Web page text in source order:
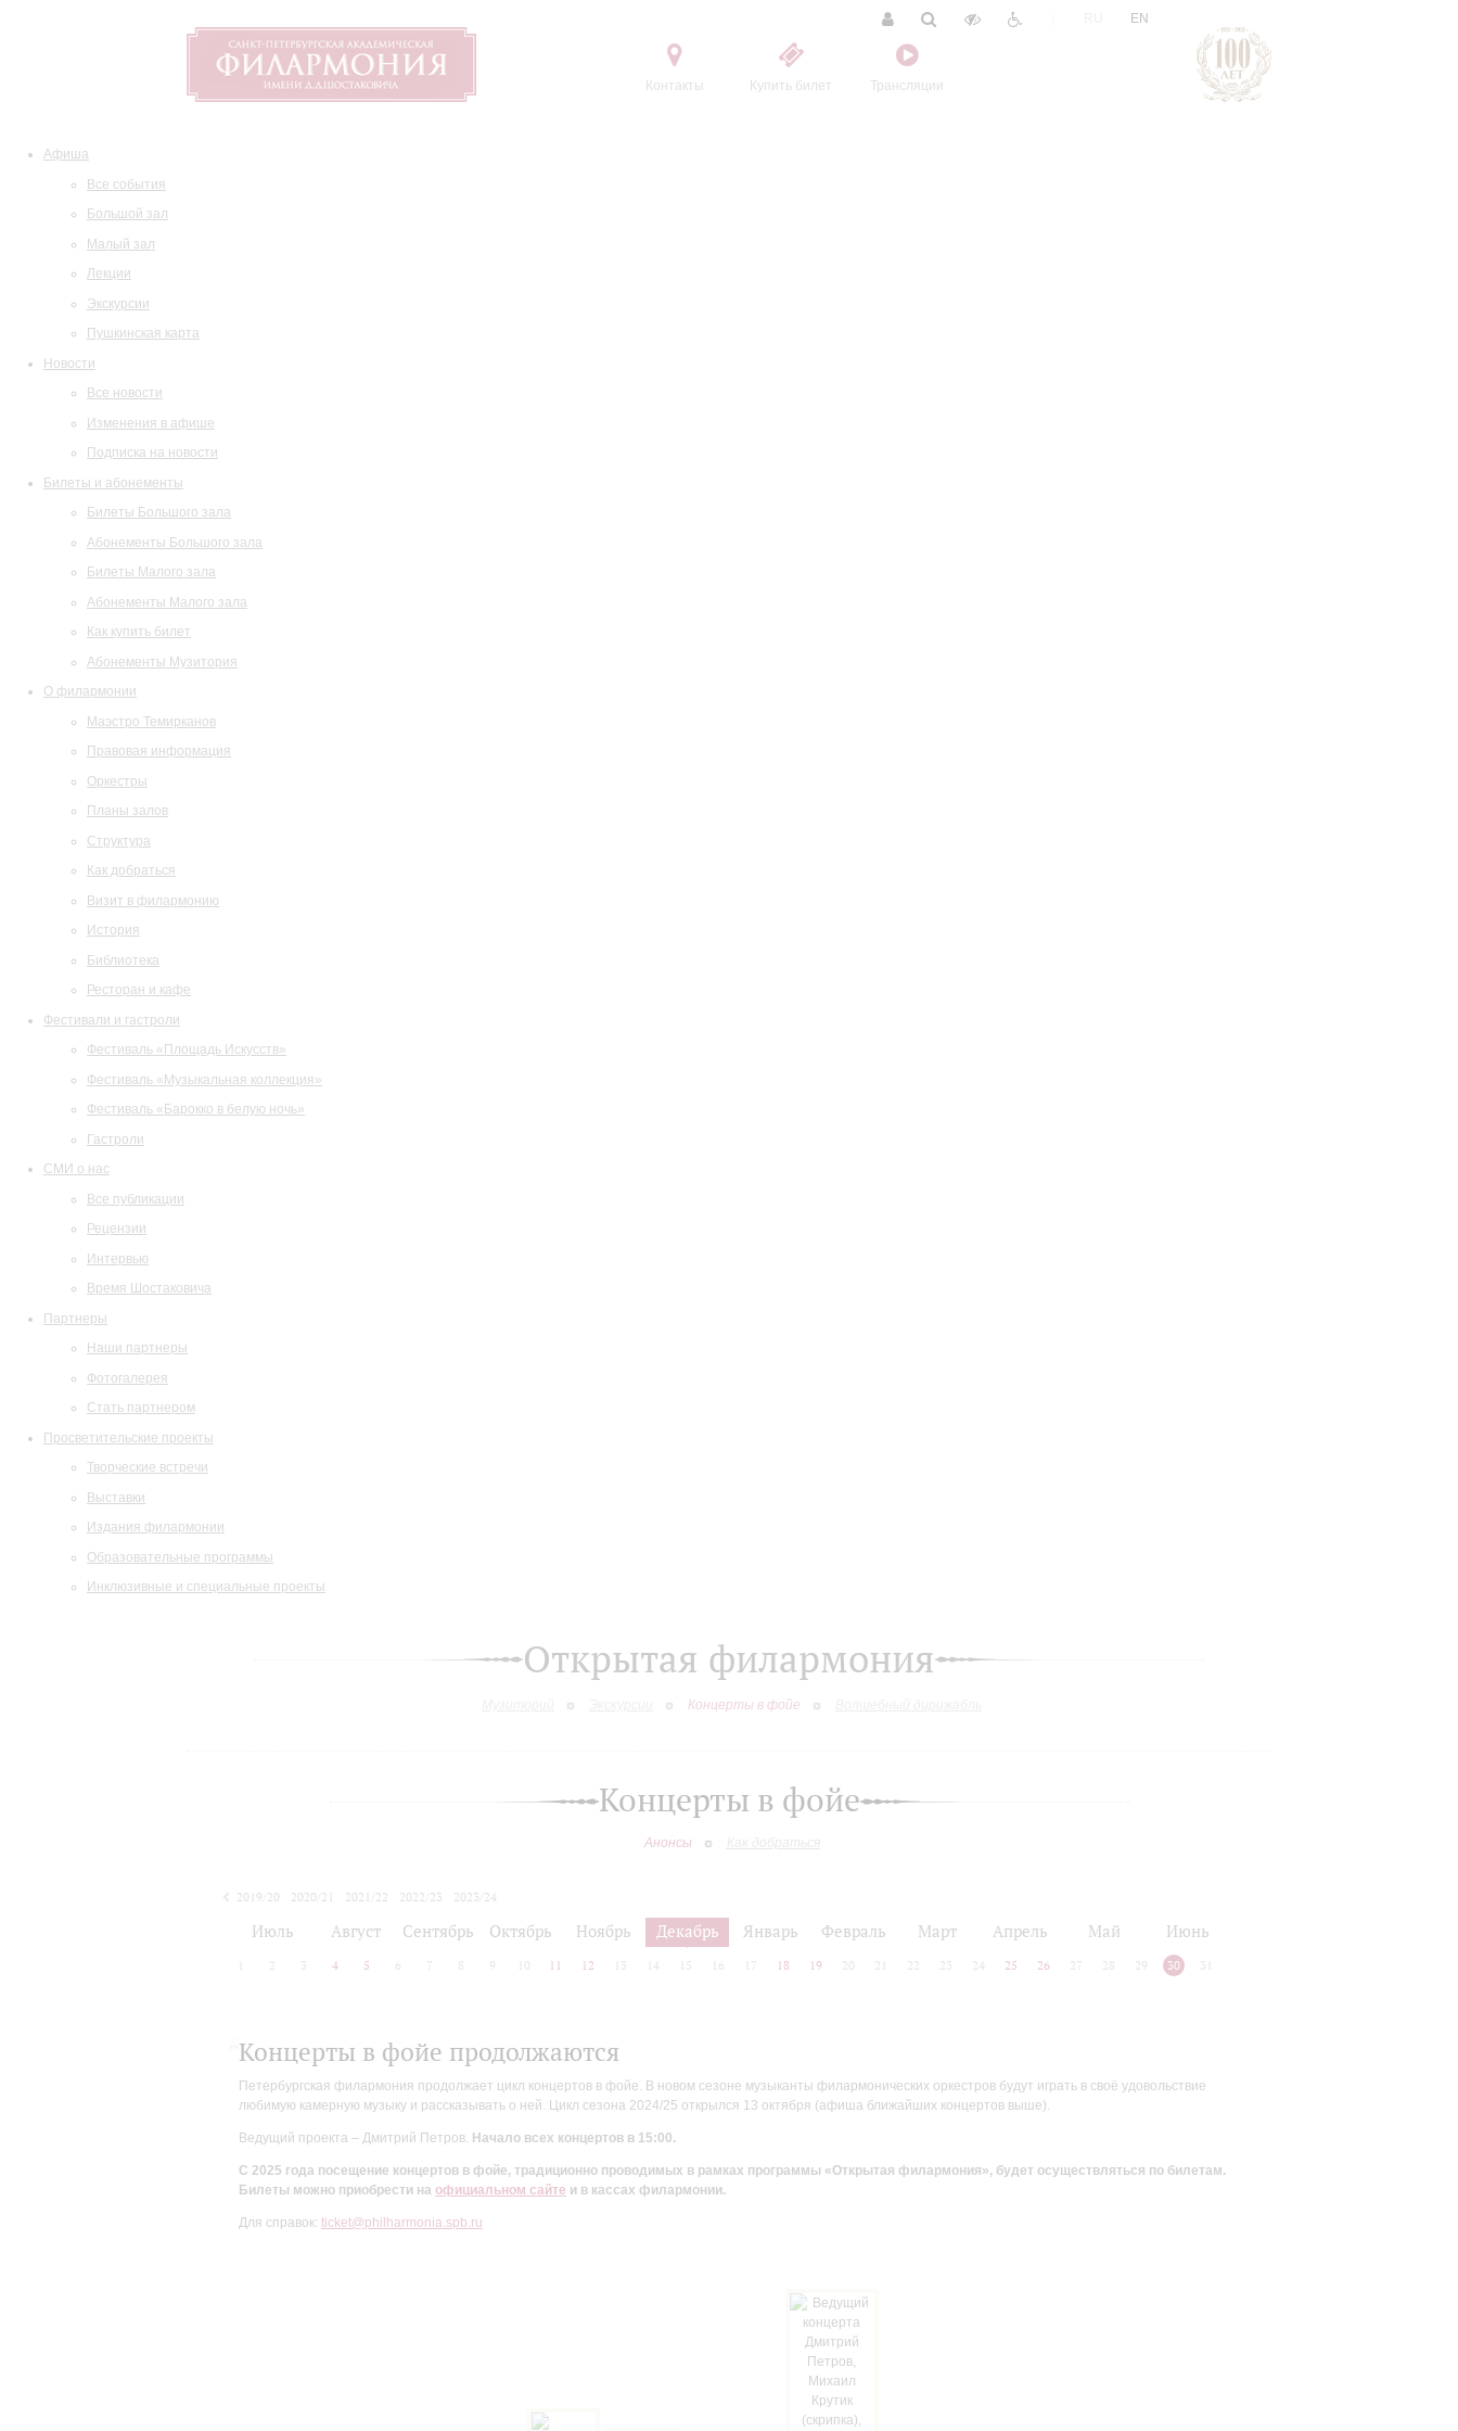
Контакты Купить билет Трансляции
EN
Афиша
Все события
Большой зал
Малый зал
Лекции
Экскурсии
Пушкинская карта
Новости
Все новости
Изменения в афише
Подписка на новости
Билеты и абонементы
Билеты Большого зала
Абонементы Большого зала
Билеты Малого зала
Абонементы Малого зала
Как купить билет
Абонементы Музитория
О филармонии
Маэстро Темирканов
Правовая информация
Оркестры
Планы залов
Структура
Как добраться
Визит в филармонию
История
Библиотека
Ресторан и кафе
Фестивали и гастроли
Фестиваль «Площадь Искусств»
Фестиваль «Музыкальная коллекция»
Фестиваль «Барокко в белую ночь»
Гастроли
СМИ о нас
Все публикации
Рецензии
Интервью
Время Шостаковича
Партнеры
Наши партнеры
Фотогалерея
Стать партнером
Просветительские проекты
Творческие встречи
Выставки
Издания филармонии
Образовательные программы
Инклюзивные и специальные проекты
Открытая филармония
Концерты в фойе
Концерты в фойе
Анонсы Как добраться
2019/20 2020/21 2021/22 2022/23
2023/24
Июль Август Сентябрь Октябрь Ноябрь Декабрь Январь Февраль Март Апрель Май Июнь
2 3 4 5 6 7 8 9 10 11 12 13 14 15 16 17 18 19 20 21 22 23 24 25 26 27 28 29 30 31
Концерты в фойе продолжаются
Петербургская филармония продолжает цикл концертов в фойе. В новом сезоне музыканты филармонических оркестров будут играть в своё удовольствие
любимую камерную музыку и рассказывать о ней. Цикл сезона 2024/25 открылся 13 октября (афиша ближайших концертов выше).
Ведущий проекта – Дмитрий Петров. Начало всех концертов в 15:00.
С 2025 года посещение концертов в фойе, традиционно проводимых в рамках программы «Открытая филармония», будет осуществляться по билетам.
Билеты можно приобрести на официальном сайте и в кассах филармонии.
Для справок: ticket@philharmonia.spb.ru